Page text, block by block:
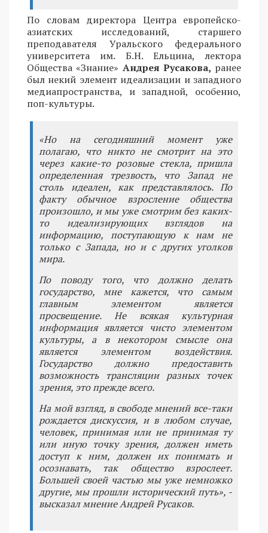
По словам директора Центра европейско-
азиатских исследований, старшего
преподавателя Уральского федерального
университета им. Б.Н. Ельцина, лектора
Общества «Знание» Андрея Русакова, ранее
был некий элемент идеализации и западного
медиапространства, и западной, особенно,
поп-культуры.
«Но на сегодняшний момент уже
полагаю, что никто не смотрит на это
через какие-то розовые стекла, пришла
определенная трезвость, что Запад не
столь идеален, как представлялось. По
факту обычное взросление общества
произошло, и мы уже смотрим без каких-
то идеализирующих взглядов на
информацию, поступающую к нам не
только с Запада, но и с других уголков
мира.
По поводу того, что должно делать
государство, мне кажется, что самым
главным элементом является
просвещение. Не всякая культурная
информация является чисто элементом
культуры, а в некотором смысле она
является элементом воздействия.
Государство должно предоставить
возможность трансляции разных точек
зрения, это прежде всего.
На мой взгляд, в свободе мнений все-таки
рождается дискуссия, и в любом случае,
человек, принимая или не принимая ту
или иную точку зрения, должен иметь
доступ к ним, должен их понимать и
осознавать, так общество взрослеет.
Большей своей частью мы уже немножко
другие, мы прошли исторический путь», -
высказал мнение Андрей Русаков.